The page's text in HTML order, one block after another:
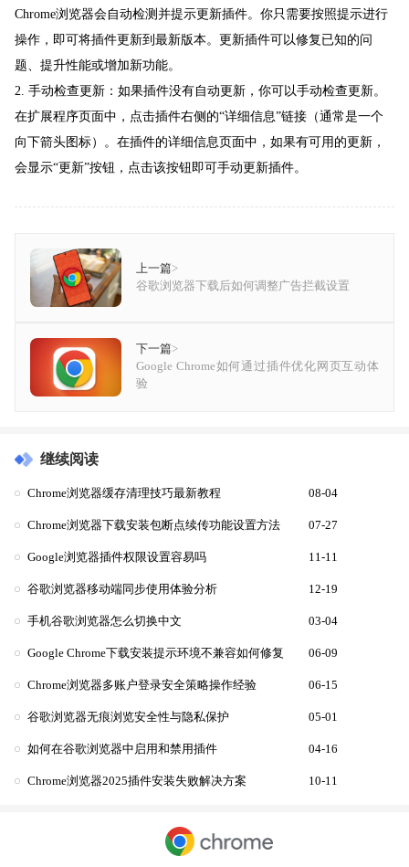
Chrome浏览器会自动检测并提示更新插件。你只需要按照提示进行
操作，即可将插件更新到最新版本。更新插件可以修复已知的问
题、提升性能或增加新功能。
2. 手动检查更新：如果插件没有自动更新，你可以手动检查更新。
在扩展程序页面中，点击插件右侧的“详细信息”链接（通常是一个
向下箭头图标）。在插件的详细信息页面中，如果有可用的更新，
会显示“更新”按钮，点击该按钮即可手动更新插件。
上一篇>
谷歌浏览器下载后如何调整广告拦截设置
下一篇>
Google Chrome如何通过插件优化网页互动体
验
继续阅读
Chrome浏览器缓存清理技巧最新教程 08-04
Chrome浏览器下载安装包断点续传功能设置方法 07-27
Google浏览器插件权限设置容易吗 11-11
谷歌浏览器移动端同步使用体验分析 12-19
手机谷歌浏览器怎么切换中文 03-04
Google Chrome下载安装提示环境不兼容如何修复 06-09
Chrome浏览器多账户登录安全策略操作经验 06-15
谷歌浏览器无痕浏览安全性与隐私保护 05-01
如何在谷歌浏览器中启用和禁用插件 04-16
Chrome浏览器2025插件安装失败解决方案 10-11